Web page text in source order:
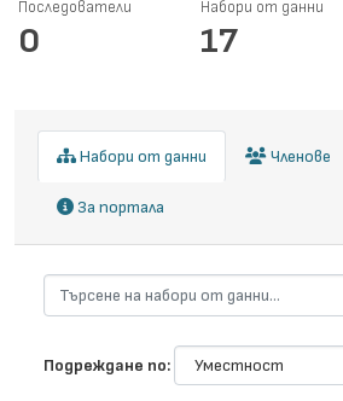
Последователи
0
Набори от данни
17
Набори от данни Членове
За портала
Подреждане по